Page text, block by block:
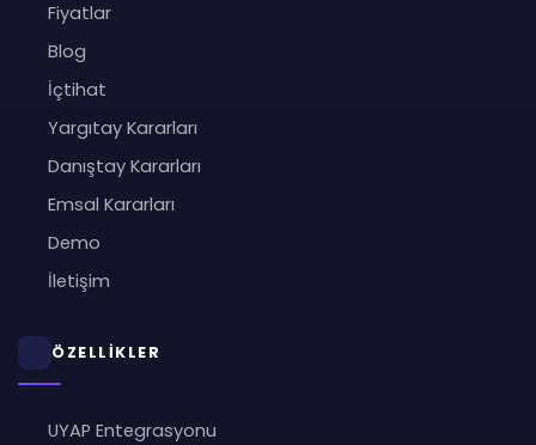
Fiyatlar
Blog
İçtihat
Yargıtay Kararları
Danıştay Kararları
Emsal Kararları
Demo
İletişim
ÖZELLİKLER
UYAP Entegrasyonu